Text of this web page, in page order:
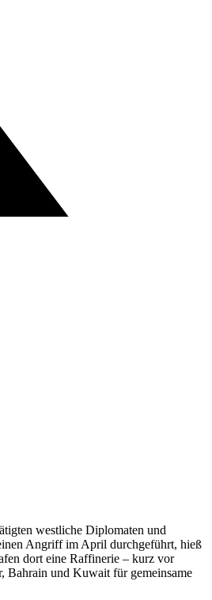
westliche Diplomaten und
Angriff im April durchgeführt, hieß
dort eine Raffinerie – kurz vor
Bahrain und Kuwait für gemeinsame